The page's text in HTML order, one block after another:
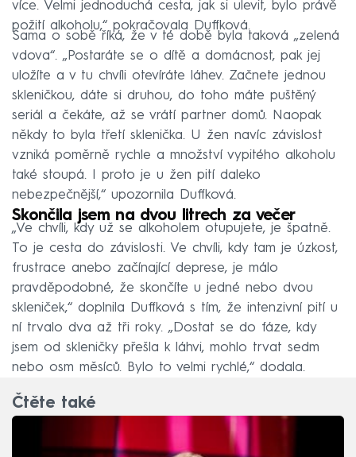
více. Velmi jednoduchá cesta, jak si ulevit, bylo právě
požití alkoholu,“ pokračovala Duffková.
Sama o sobě říká, že v té době byla taková „zelená
vdova“. „Postaráte se o dítě a domácnost, pak jej
uložíte a v tu chvíli otevíráte láhev. Začnete jednou
skleničkou, dáte si druhou, do toho máte puštěný
seriál a čekáte, až se vrátí partner domů. Naopak
někdy to byla třetí sklenička. U žen navíc závislost
vzniká poměrně rychle a množství vypitého alkoholu
také stoupá. I proto je u žen pití daleko
nebezpečnější,“ upozornila Duffková.
Skončila jsem na dvou litrech za večer
„Ve chvíli, kdy už se alkoholem otupujete, je špatně.
To je cesta do závislosti. Ve chvíli, kdy tam je úzkost,
frustrace anebo začínající deprese, je málo
pravděpodobné, že skončíte u jedné nebo dvou
skleniček,“ doplnila Duffková s tím, že intenzivní pití u
ní trvalo dva až tři roky. „Dostat se do fáze, kdy
jsem od skleničky přešla k láhvi, mohlo trvat sedm
nebo osm měsíců. Bylo to velmi rychlé,“ dodala.
Čtěte také